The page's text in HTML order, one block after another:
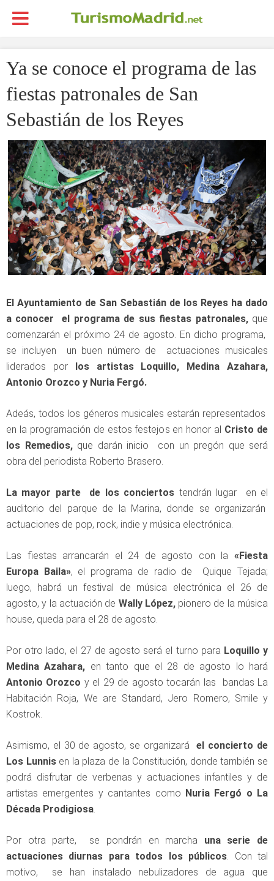
Ya se conoce el programa de las
fiestas patronales de San
Sebastián de los Reyes
El Ayuntamiento de San Sebastián de los Reyes ha dado
a conocer el programa de sus fiestas patronales,que
comenzarán el próximo 24 de agosto. En dicho programa,
se incluyen un buen número de actuaciones musicales
liderados por los artistas Loquillo, Medina Azahara,
Antonio Orozco y Nuria Fergó.
Adeás, todos los géneros musicales estarán representados
en la programación de estos festejos en honor al Cristo de
los Remedios,que darán inicio con un pregón que será
obra del periodista Roberto Brasero.
La mayor parte de los conciertos tendrán lugar en el
auditorio del parque de la Marina, donde se organizarán
actuaciones de pop, rock, indie y música electrónica.
Las fiestas arrancarán el 24 de agosto con la «Fiesta
Europa Baila», el programa de radio de Quique Tejada;
luego, habrá un festival de música electrónica el 26 de
agosto, y la actuación de Wally López,pionero de la música
house, queda para el 28 de agosto.
Por otro lado, el 27 de agosto será el turno para Loquillo y
Medina Azahara, en tanto que el 28 de agosto lo hará
Antonio Orozco y el 29 de agosto tocarán las bandas La
Habitación Roja, We are Standard, Jero Romero, Smile y
Kostrok.
Asimismo, el 30 de agosto, se organizará
el concierto de
Los Lunnisen la plaza de la Constitución, donde también se
podrá disfrutar de verbenas y actuaciones infantiles y de
artistas emergentes y cantantes como Nuria Fergó o La
Década Prodigiosa.
Por otra parte, se pondrán en marcha una serie de
actuaciones diurnas para todos los públicos. Con tal
motivo, se han instalado nebulizadores de agua que